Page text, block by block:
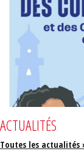
ACTUALITÉS
Toutes les actualités